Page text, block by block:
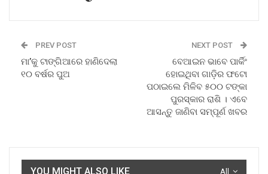
PREV POST
ମା’କୁ ଟାଙ୍ଗିଆରେ ହାଣିଦେଲା
୧୦ ବର୍ଷର ପୁଅ
NEXT POST
ବେଆଇନ ଭାବେ ପାର୍କିଂ
ହୋଇଥିବା ଗାଡ଼ିର ଫଟୋ
ପଠାଇଲେ ମିଳିବ ୫୦୦ ଟଙ୍କା
ପୁରସ୍କାର ରାଶି । ଏବେ
ଆସନ୍ତୁ ଜାଣିବା ସମ୍ପୂର୍ଣ ଖବର
All
YOU MIGHT ALSO LIKE